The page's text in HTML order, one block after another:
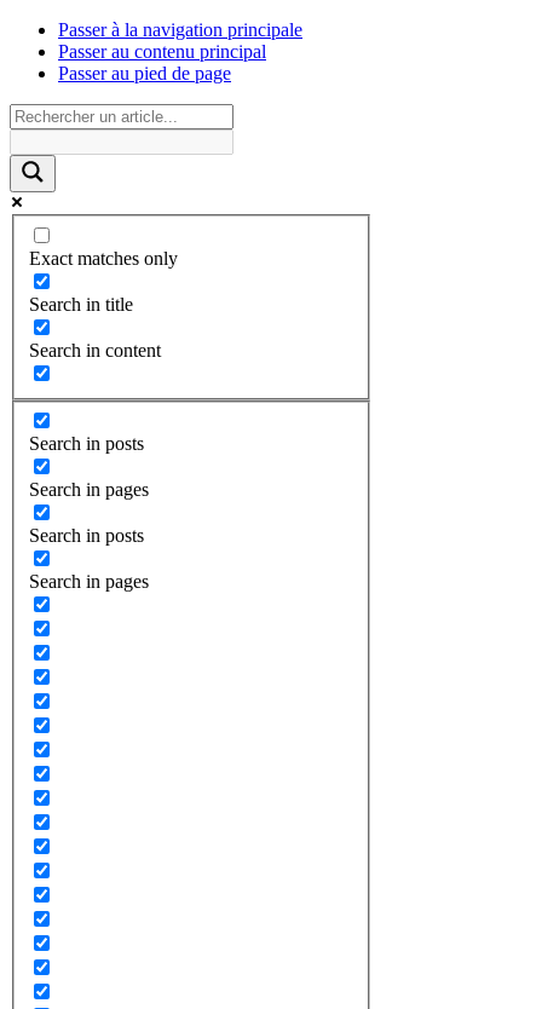
Passer à la navigation principale
Passer au contenu principal
Passer au pied de page
Exact matches only
Search in title
Search in content
Search in posts
Search in pages
Search in posts
Search in pages